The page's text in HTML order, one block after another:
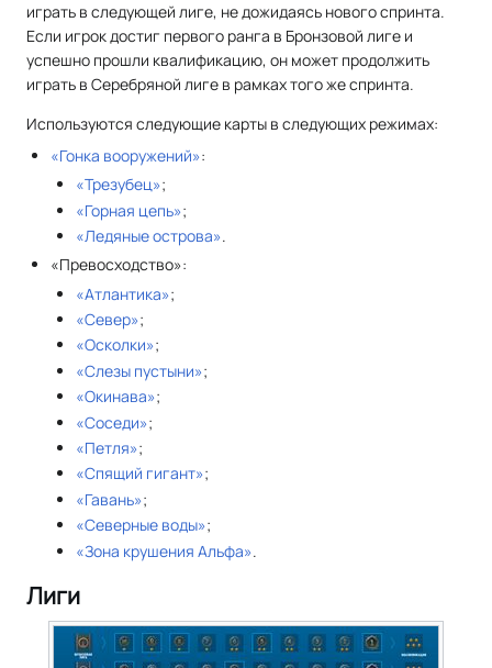
играть в следующей лиге, не дожидаясь нового спринта.
Если игрок достиг первого ранга в Бронзовой лиге и
успешно прошли квалификацию, он может продолжить
играть в Серебряной лиге в рамках того же спринта.
Используются следующие карты в следующих режимах:
«Гонка вооружений»:
«Трезубец»;
«Горная цепь»;
«Ледяные острова».
«Превосходство»:
«Атлантика»;
«Север»;
«Осколки»;
«Слезы пустыни»;
«Окинава»;
«Соседи»;
«Петля»;
«Спящий гигант»;
«Гавань»;
«Северные воды»;
«Зона крушения Альфа».
Лиги